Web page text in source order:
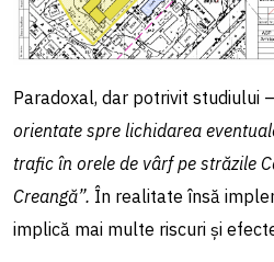
Paradoxal, dar potrivit studiului –
orientate spre lichidarea
trafic în orele de vârf pe străzile
Creangă”. În realitate însă
implică mai multe riscuri și